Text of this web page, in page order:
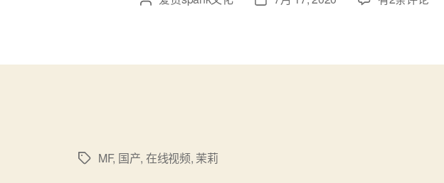
Caning.wmv
标
MF, 国产, 在线视频, 茉莉